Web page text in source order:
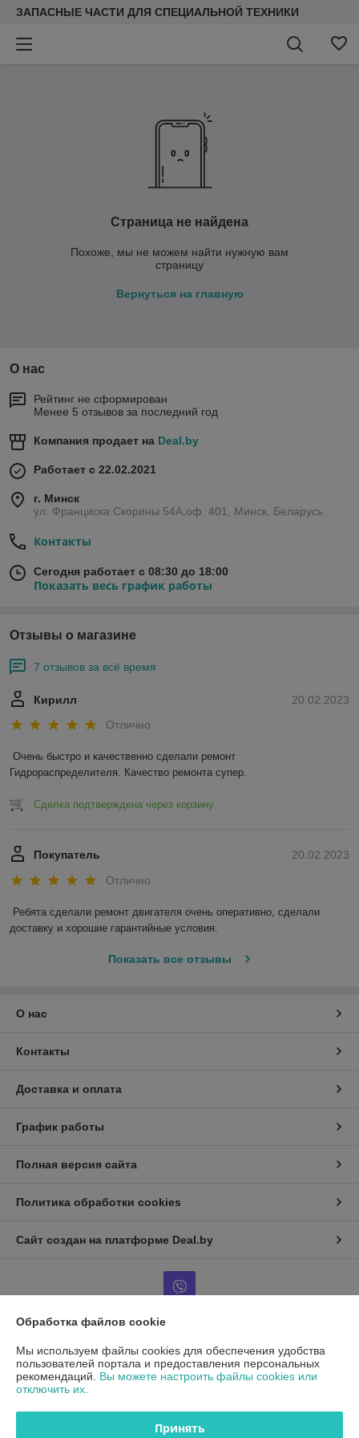
ЗАПАСНЫЕ ЧАСТИ ДЛЯ СПЕЦИАЛЬНОЙ ТЕХНИКИ
Страница не найдена
Похоже, мы не можем найти нужную вам
страницу
Вернуться на главную
О нас
Рейтинг не сформирован
Менее 5 отзывов за последний год
Компания продает на Deal.by
Работает с 22.02.2021
г. Минск
ул. Франциска Скорины 54А,оф. 401, Минск, Беларусь
Контакты
Сегодня работает с 08:30 до 18:00
Показать весь график работы
Отзывы о магазине
7 отзывов за всё время
20.02.2023
Кирилл
Отлично
Очень быстро и качественно сделали ремонт
Гидрораспределителя. Качество ремонта супер.
Сделка подтверждена через корзину
20.02.2023
Покупатель
Отлично
Ребята сделали ремонт двигателя очень оперативно, сделали
доставку и хорошие гарантийные условия.
Показать все отзывы
О нас
Контакты
Доставка и оплата
График работы
Полная версия сайта
Политика обработки cookies
Сайт создан на платформе Deal.by
Информация для покупателя
Юридическое лицо: ООО"ДетальРемСервис"
220141 г. Минск, ул. Франциска Скорины 54А, офис 401
Обработка файлов cookie
Мы используем файлы cookies для обеспечения удобства
пользователей портала и предоставления персональных
рекомендаций. Вы можете настроить файлы cookies или
отключить их.
Принять